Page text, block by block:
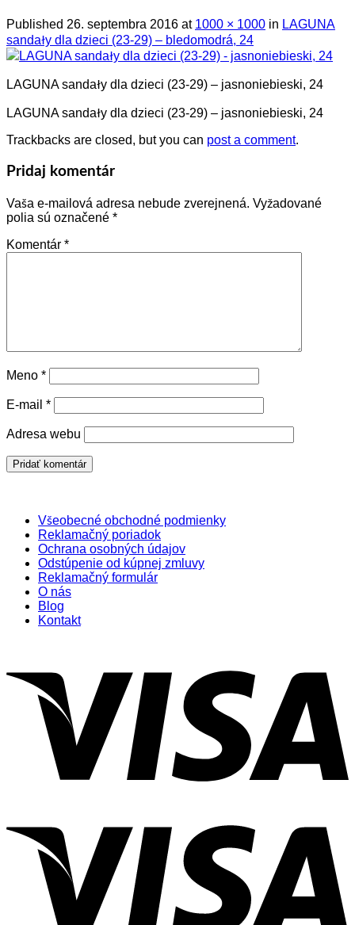
Published 26. septembra 2016 at 1000 × 1000 in LAGUNA
sandały dla dzieci (23-29) – bledomodrá, 24
LAGUNA sandały dla dzieci (23-29) – jasnoniebieski, 24
LAGUNA sandały dla dzieci (23-29) – jasnoniebieski, 24
Trackbacks are closed, but you can post a comment.
Pridaj komentár
Vaša e-mailová adresa nebude zverejnená. Vyžadované
polia sú označené *
Komentár *
Meno *
E-mail *
Adresa webu
Všeobecné obchodné podmienky
Reklamačný poriadok
Ochrana osobných údajov
Odstúpenie od kúpnej zmluvy
Reklamačný formulár
O nás
Blog
Kontakt